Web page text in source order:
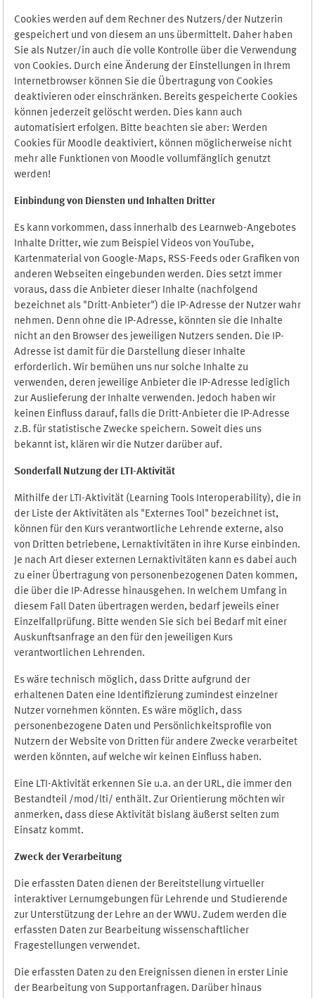
Cookies werden auf dem Rechner des Nutzers/der Nutzerin
gespeichert und von diesem an uns übermittelt. Daher haben
Sie als Nutzer/in auch die volle Kontrolle über die Verwendung
von Cookies. Durch eine Änderung der Einstellungen in Ihrem
Internetbrowser können Sie die Übertragung von Cookies
deaktivieren oder einschränken. Bereits gespeicherte Cookies
können jederzeit gelöscht werden. Dies kann auch
automatisiert erfolgen. Bitte beachten sie aber: Werden
Cookies für Moodle deaktiviert, können möglicherweise nicht
mehr alle Funktionen von Moodle vollumfänglich genutzt
werden!
Einbindung von Diensten und Inhalten Dritter
Es kann vorkommen, dass innerhalb des Learnweb-Angebotes
Inhalte Dritter, wie zum Beispiel Videos von YouTube,
Kartenmaterial von Google-Maps, RSS-Feeds oder Grafiken von
anderen Webseiten eingebunden werden. Dies setzt immer
voraus, dass die Anbieter dieser Inhalte (nachfolgend
bezeichnet als "Dritt-Anbieter") die IP-Adresse der Nutzer wahr
nehmen. Denn ohne die IP-Adresse, könnten sie die Inhalte
nicht an den Browser des jeweiligen Nutzers senden. Die IP-
Adresse ist damit für die Darstellung dieser Inhalte
erforderlich. Wir bemühen uns nur solche Inhalte zu
verwenden, deren jeweilige Anbieter die IP-Adresse lediglich
zur Auslieferung der Inhalte verwenden. Jedoch haben wir
keinen Einfluss darauf, falls die Dritt-Anbieter die IP-Adresse
z.B. für statistische Zwecke speichern. Soweit dies uns
bekannt ist, klären wir die Nutzer darüber auf.
Sonderfall Nutzung der LTI-Aktivität
Mithilfe der LTI-Aktivität (Learning Tools Interoperability), die in
der Liste der Aktivitäten als "Externes Tool" bezeichnet ist,
können für den Kurs verantwortliche Lehrende externe, also
von Dritten betriebene, Lernaktivitäten in ihre Kurse einbinden.
Je nach Art dieser externen Lernaktivitäten kann es dabei auch
zu einer Übertragung von personenbezogenen Daten kommen,
die über die IP-Adresse hinausgehen. In welchem Umfang in
diesem Fall Daten übertragen werden, bedarf jeweils einer
Einzelfallprüfung. Bitte wenden Sie sich bei Bedarf mit einer
Auskunftsanfrage an den für den jeweiligen Kurs
verantwortlichen Lehrenden.
Es wäre technisch möglich, dass Dritte aufgrund der
erhaltenen Daten eine Identifizierung zumindest einzelner
Nutzer vornehmen könnten. Es wäre möglich, dass
personenbezogene Daten und Persönlichkeitsprofile von
Nutzern der Website von Dritten für andere Zwecke verarbeitet
werden könnten, auf welche wir keinen Einfluss haben.
Eine LTI-Aktivität erkennen Sie u.a. an der URL, die immer den
Bestandteil /mod/lti/ enthält. Zur Orientierung möchten wir
anmerken, dass diese Aktivität bislang äußerst selten zum
Einsatz kommt.
Zweck der Verarbeitung
Die erfassten Daten dienen der Bereitstellung virtueller
interaktiver Lernumgebungen für Lehrende und Studierende
zur Unterstützung der Lehre an der WWU. Zudem werden die
erfassten Daten zur Bearbeitung wissenschaftlicher
Fragestellungen verwendet.
Die erfassten Daten zu den Ereignissen dienen in erster Linie
der Bearbeitung von Supportanfragen. Darüber hinaus